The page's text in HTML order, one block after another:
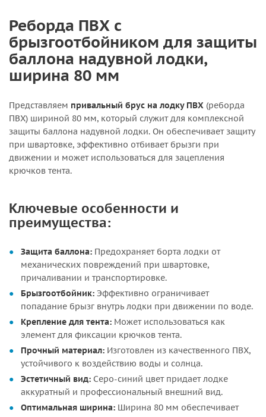
Реборда ПВХ с
брызгоотбойником для защиты
баллона надувной лодки,
ширина 80 мм
Представляем привальный брус на лодку ПВХ (реборда
ПВХ) шириной 80 мм, который служит для комплексной
защиты баллона надувной лодки. Он обеспечивает защиту
при швартовке, эффективно отбивает брызги при
движении и может использоваться для зацепления
крючков тента.
Ключевые особенности и
преимущества:
Защита баллона: Предохраняет борта лодки от
механических повреждений при швартовке,
причаливании и транспортировке.
Брызгоотбойник: Эффективно ограничивает
попадание брызг внутрь лодки при движении по воде.
Крепление для тента: Может использоваться как
элемент для фиксации крючков тента.
Прочный материал: Изготовлен из качественного ПВХ,
устойчивого к воздействию воды и солнца.
Эстетичный вид: Серо-синий цвет придает лодке
аккуратный и профессиональный внешний вид.
Оптимальная ширина: Ширина 80 мм обеспечивает